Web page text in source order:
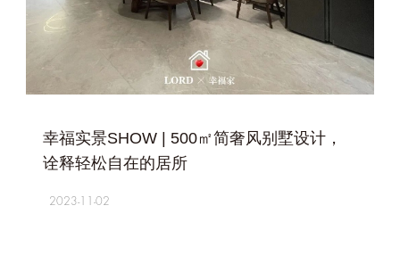
幸福实景SHOW | 500㎡简奢风别墅设计，
诠释轻松自在的居所
2023-11-02